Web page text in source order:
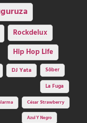
Rockdelux
Hip Hop Life
DJ Yata
Sôber
La Fuga
César Strawberry
Azul Y Negro